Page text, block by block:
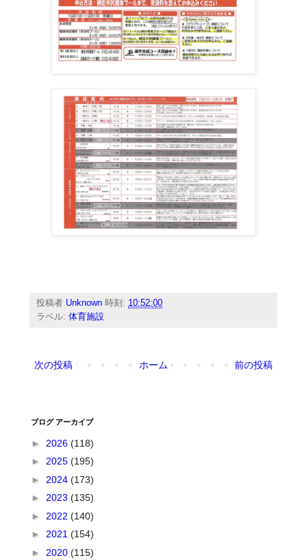
投稿者 Unknown 時刻: 10:52:00
ラベル:体育施設
次の投稿 前の投稿
ホーム
ブログ アーカイブ
► 2026(118)
►2025(195)
► 2024(173)
►2023(135)
► 2022(140)
►2021(154)
► 2020(115)